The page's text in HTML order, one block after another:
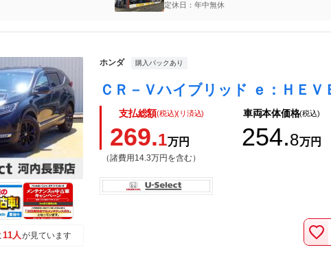
定休日：年中無休
11人が見ています
ホンダ 購入パックあり
支払総額(税込)(リ済込)
269.1万円
（諸費用14.3万円を含む）
車両本体価格(税込)
254.8万円